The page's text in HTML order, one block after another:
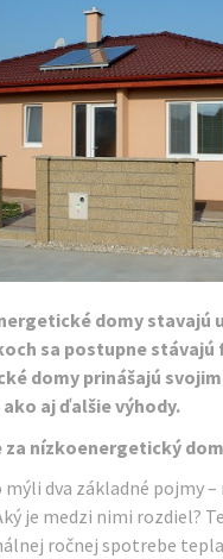
domy stavajú
sa postupne stávajú
domy prinášajú
aj ďalšie výhody.
za nízkoenergetický
mýli dva základné pojmy
je medzi nimi rozdiel?
ročnej spotrebe